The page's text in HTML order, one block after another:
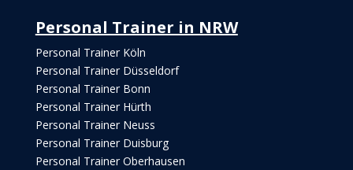
Personal Trainer in NRW
Personal Trainer Köln
Personal Trainer Düsseldorf
Personal Trainer Bonn
Personal Trainer Hürth
Personal Trainer Neuss
Personal Trainer Duisburg
Personal Trainer Oberhausen